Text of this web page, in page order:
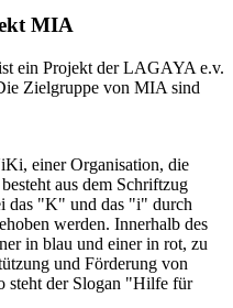
MIA
ein Projekt der LAGAYA e.v.
Zielgruppe von MIA sind